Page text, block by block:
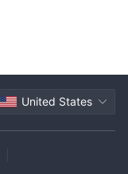
United States